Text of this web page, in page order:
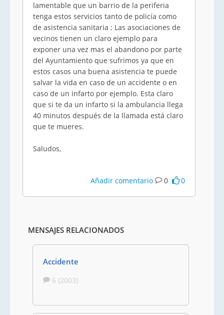
lamentable que un barrio de la periferia
tenga estos servicios tanto de policía como
de asistencia sanitaria ; Las asociaciones de
vecinos tienen un claro ejemplo para
exponer una vez mas el abandono por parte
del Ayuntamiento que sufrimos ya que en
estos casos una buena asistencia te puede
salvar la vida en caso de un accidente o en
caso de un infarto por ejemplo. Esta claro
que si te da un infarto si la ambulancia llega
40 minutos después de la llamada está claro
que te mueres.
Saludos,
Añadir comentario 0 0
MENSAJES RELACIONADOS
Accidente
6 (2003)